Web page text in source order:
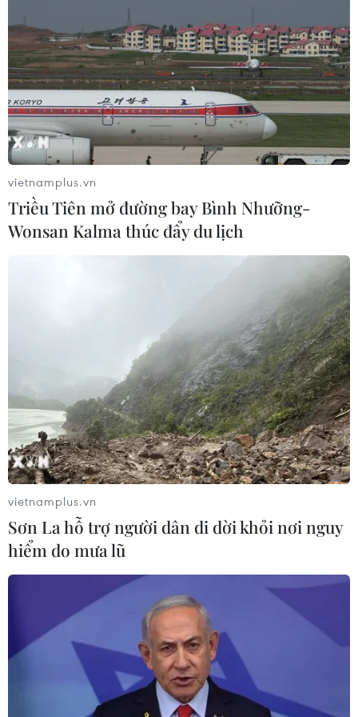
vietnamplus.vn
Triều Tiên mở đường bay Bình Nhưỡng-
Wonsan Kalma thúc đẩy du lịch
vietnamplus.vn
Sơn La hỗ trợ người dân di dời khỏi nơi nguy
hiểm do mưa lũ